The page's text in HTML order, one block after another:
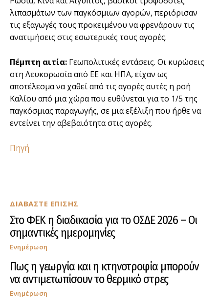
ΔΙΑΒΑΣΤΕ ΕΠΙΣΗΣ
Στο ΦΕΚ η διαδικασία για το ΟΣΔΕ 2026 – Οι
σημαντικές ημερομηνίες
Ενημέρωση
Πως η γεωργία και η κτηνοτροφία μπορούν
να αντιμετωπίσουν το θερμικό στρες
Ενημέρωση
λιπασµάτων των παγκόσµιων αγορών, περιόρισαν
τις εξαγωγές τους προκειµένου να φρενάρουν τις
ανατιµήσεις στις εσωτερικές τους αγορές.
Πέµπτη αιτία: Γεωπολιτικές εντάσεις. Οι κυρώσεις
στη Λευκορωσία από ΕΕ και ΗΠΑ, είχαν ως
αποτέλεσµα να χαθεί από τις αγορές αυτές η ροή
Καλίου από µια χώρα που ευθύνεται για το 1/5 της
παγκόσµιας παραγωγής, σε µια εξέλιξη που ήρθε να
εντείνει την αβεβαιότητα στις αγορές.
Πηγή